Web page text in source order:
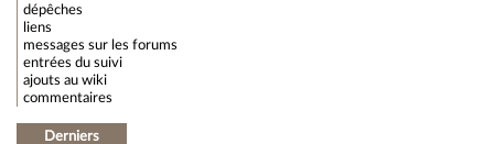
dépêches
liens
messages sur les forums
entrées du suivi
ajouts au wiki
commentaires
Derniers